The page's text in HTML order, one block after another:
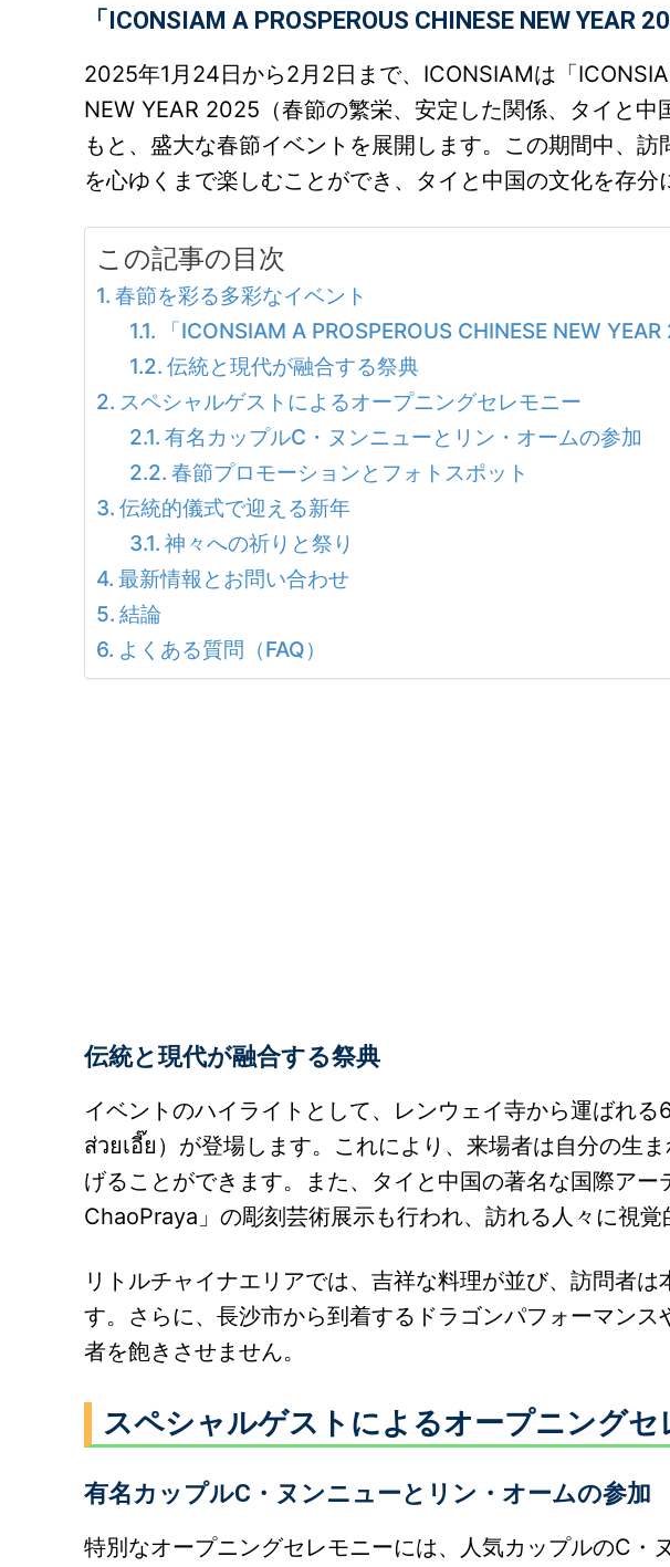
「ICONSIAM A PROSPEROUS CHINESE NEW YEAR
2025年1月24日から2月2日まで、ICONSIAMは「
NEW YEAR 2025（春節の繁栄、安定した関係、タイと
もと、盛大な春節イベントを展開します。この期間中、
を心ゆくまで楽しむことができ、タイと中国の文化を存分
この記事の目次
春節を彩る多彩なイベント
「ICONSIAM A PROSPEROUS CHINESE NEW
伝統と現代が融合する祭典
スペシャルゲストによるオープニングセレモニー
有名カップルC・ヌンニューとリン・オームの参加
春節プロモーションとフォトスポット
伝統的儀式で迎える新年
神々への祈りと祭り
最新情報とお問い合わせ
結論
よくある質問（FAQ）
伝統と現代が融合する祭典
イベントのハイライトとして、レンウェイ寺から運ばれ
ส่วยเอี๊ย）が登場します。これにより、来場者は自分の生
げることができます。また、タイと中国の著名な国際ア
ChaoPraya」の彫刻芸術展示も行われ、訪れる人々に視覚
リトルチャイナエリアでは、吉祥な料理が並び、訪問者は
す。さらに、長沙市から到着するドラゴンパフォーマン
者を飽きさせません。
スペシャルゲストによるオープニングセ
有名カップルC・ヌンニューとリン・オームの参加
特別なオープニングセレモニーには、人気カップルのC・